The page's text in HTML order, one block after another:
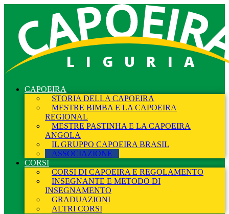
LIGURIA
CAPOEIRA
STORIA DELLA CAPOEIRA
MESTRE BIMBA E LA CAPOEIRA
REGIONAL
MESTRE PASTINHA E LA CAPOEIRA
ANGOLA
IL GRUPPO CAPOEIRA BRASIL
ASSOCIAZIONE
CORSI
CORSI DI CAPOEIRA E REGOLAMENTO
INSEGNANTE E METODO DI
INSEGNAMENTO
GRADUAZIONI
ALTRI CORSI